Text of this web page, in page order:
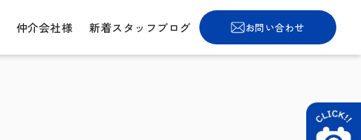
仲介会社様 新着スタッフブログ お問い合わせ